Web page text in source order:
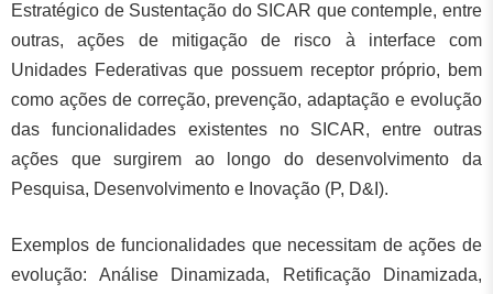
Estratégico de Sustentação do SICAR que contemple, entre
outras, ações de mitigação de risco à interface com
Unidades Federativas que possuem receptor próprio, bem
como ações de correção, prevenção, adaptação e evolução
das funcionalidades existentes no SICAR, entre outras
ações que surgirem ao longo do desenvolvimento da
Pesquisa, Desenvolvimento e Inovação (P, D&I).
Exemplos de funcionalidades que necessitam de ações de
evolução: Análise Dinamizada, Retificação Dinamizada,